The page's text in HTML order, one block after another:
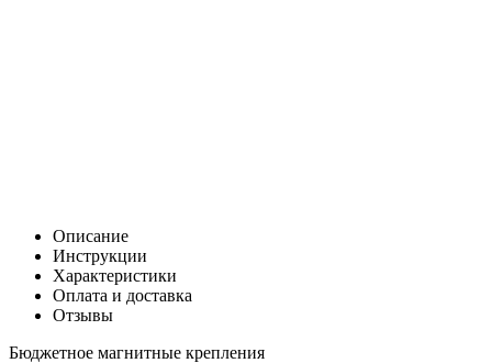
Описание
Инструкции
Характеристики
Оплата и доставка
Отзывы
Бюджетное магнитные крепления